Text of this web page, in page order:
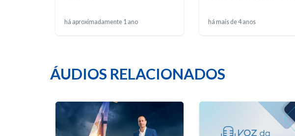
há aproximadamente 1 ano há mais de 4 anos
ÁUDIOS RELACIONADOS